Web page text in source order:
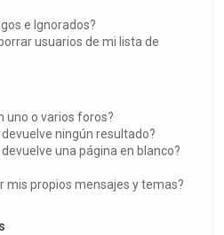
e Ignorados?
usuarios de mi lista de
uno o varios foros?
ningún resultado?
una página en blanco?
mis propios mensajes y temas?